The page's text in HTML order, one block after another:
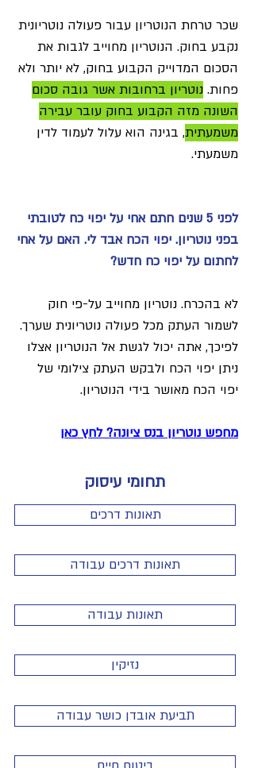
שכר טרחת הנוטריון עבור פעולה נוטריונית
נקבע בחוק. הנוטריון מחוייב לגבות את
הסכום המדוייק הקבוע בחוק, לא יותר ולא
פחות. נוטריון ברחובות אשר גובה סכום
השונה מזה הקבוע בחוק עובר עבירה
משמעתית, בגינה הוא עלול לעמוד לדין
משמעתי.
לפני 5 שנים חתם אחי על יפוי כח לטובתי
בפני נוטריון. יפוי הכח אבד לי. האם על אחי
לחתום על יפוי כח חדש?
לא בהכרח. נוטריון מחוייב על-פי חוק
לשמור העתק מכל פעולה נוטריונית שערך.
לפיכך, אתה יכול לגשת אל הנוטריון אצלו
ניתן יפוי הכח ולבקש העתק צילומי של
יפוי הכח מאושר בידי הנוטריון.
מחפש נוטריון בנס ציונה? לחץ כאן
תחומי עיסוק
תאונות דרכים
תאונות דרכים עבודה
תאונות עבודה
נזיקין
תביעת אובדן כושר עבודה